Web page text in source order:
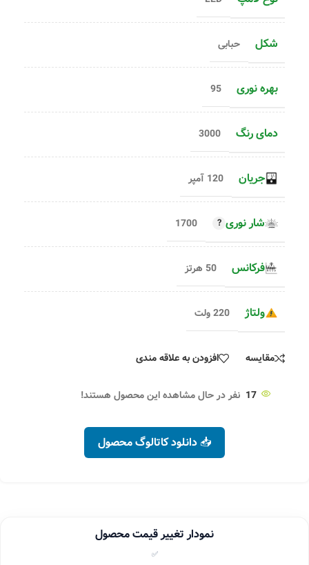
شکل حبابی
بهره نوری 95
دمای رنگ 3000
جریان 120 آمپر
شار نوری 1700
فرکانس 50 هرتز
ولتاژ 220 ولت
مقایسه افزودن به علاقه مندی
17 نفر در حال مشاهده این محصول هستند!
📥 دانلود کاتالوگ محصول
نمودار تغییر قیمت محصول
✅